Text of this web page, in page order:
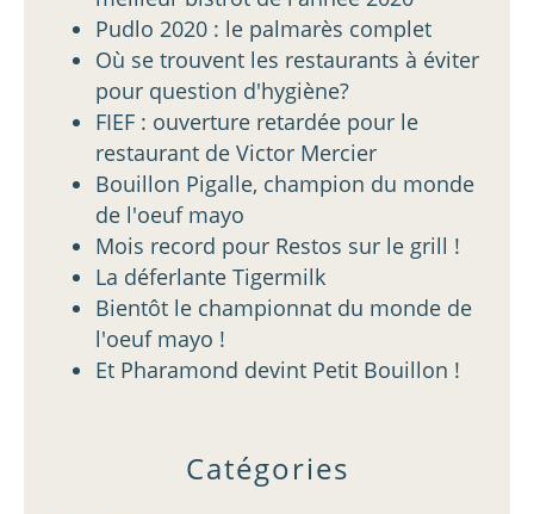
Catégories
Pudlo 2020 : le palmarès complet
Où se trouvent les restaurants à éviter
pour question d'hygiène?
FIEF : ouverture retardée pour le
restaurant de Victor Mercier
Bouillon Pigalle, champion du monde
de l'oeuf mayo
Mois record pour Restos sur le grill !
La déferlante Tigermilk
Bientôt le championnat du monde de
l'oeuf mayo !
Et Pharamond devint Petit Bouillon !